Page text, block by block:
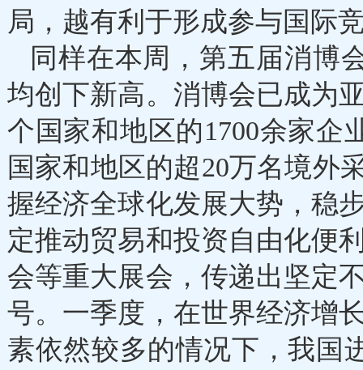
局，越有利于形成参与国际
同样在本周，第五届消博
均创下新高。消博会已成为
个国家和地区的1700余家企
国家和地区的超20万名境外
握经济全球化发展大势，稳
定推动贸易和投资自由化便
会等重大展会，传递出坚定
号。一季度，在世界经济增
素依然较多的情况下，我国